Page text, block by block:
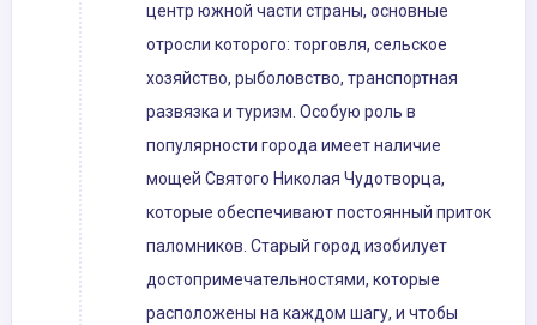
центр южной части страны, основные
отросли которого: торговля, сельское
хозяйство, рыболовство, транспортная
развязка и туризм. Особую роль в
популярности города имеет наличие
мощей Святого Николая Чудотворца,
которые обеспечивают постоянный приток
паломников. Старый город изобилует
достопримечательностями, которые
расположены на каждом шагу, и чтобы